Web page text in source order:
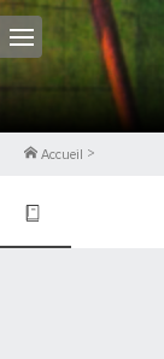
Accueil >